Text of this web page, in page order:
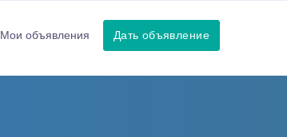
Мои объявления Дать объявление